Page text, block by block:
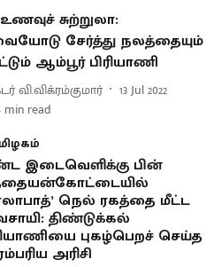
உணவுச் சுற்றுலா:
சேர்த்து நலத்தையும்
ஆம்பூர் பிரியாணி
வி.விக்ரம்குமார்
13 Jul 2022
min read
இடைவெளிக்கு பின்
நெல் ரகத்தை மீட்ட
திண்டுக்கல்
புகழ்பெறச் செய்த
அரிசி